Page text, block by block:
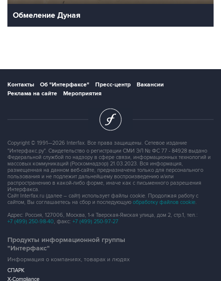
Обмеление Дуная
Контакты Об "Интерфаксе" Пресс-центр
Вакансии
Реклама на сайте
Мероприятия
Copyright © 1991—2026 Interfax. Все права защищены. Сетевое издание
"Интерфакс.ру". Свидетельство о регистрации СМИ ЭЛ № ФС 77 - 84928 выдано
Федеральной службой по надзору в сфере связи, информационных технологий и
массовых коммуникаций (Роскомнадзор) 21.03.2023. Вся информация,
размещенная на данном веб-сайте, предназначена только для персонального
пользования и не подлежит дальнейшему воспроизведению и/или
распространению в какой-либо форме, иначе как с письменного разрешения
Интерфакса.
Сайт Interfax.ru (далее – сайт) использует файлы cookie. Продолжая работу с
сайтом, Вы соглашаетесь на сбор и последующую обработку файлов cookie.
Адрес: Россия, 127006, Москва, 1-я Тверская-Ямская улица, дом 2, стр.1, тел.:
+7 (499) 250-98-40, факс: +7 (499) 250-97-27
Продукты информационной группы
"Интерфакс"
Информация о компаниях, товарах и людях
СПАРК
X-Compliance